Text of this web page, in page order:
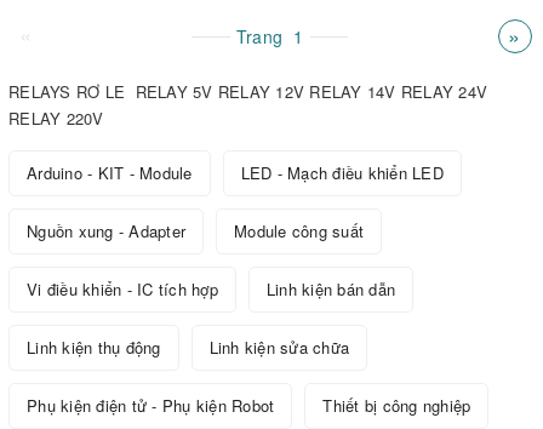
« Trang 1 »
RELAYS RƠ LE RELAY 5V RELAY 12V RELAY 14V RELAY 24V
RELAY 220V
Arduino - KIT - Module LED - Mạch điều khiển LED
Nguồn xung - Adapter Module công suất
Vi điều khiển - IC tích hợp Linh kiện bán dẫn
Linh kiện thụ động Linh kiện sửa chữa
Phụ kiện điện tử - Phụ kiện Robot Thiết bị công nghiệp